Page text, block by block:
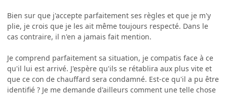
Bien sur que j'accepte parfaitement ses règles et que je m'y
plie, je crois que je les ait même toujours respecté. Dans le
cas contraire, il n'en a jamais fait mention.
Je comprend parfaitement sa situation, je compatis face à ce
qu'il lui est arrivé. J'espère qu'ils se rétablira aux plus vite et
que ce con de chauffard sera condamné. Est-ce qu'il a pu être
identifié ? Je me demande d'ailleurs comment une telle chose